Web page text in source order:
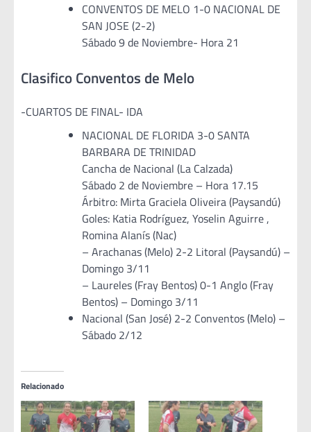
CONVENTOS DE MELO 1-0 NACIONAL DE
SAN JOSE (2-2)
Sábado 9 de Noviembre- Hora 21
Clasifico Conventos de Melo
-CUARTOS DE FINAL- IDA
NACIONAL DE FLORIDA 3-0 SANTA
BARBARA DE TRINIDAD
Cancha de Nacional (La Calzada)
Sábado 2 de Noviembre – Hora 17.15
Árbitro: Mirta Graciela Oliveira (Paysandú)
Goles: Katia Rodríguez, Yoselin Aguirre ,
Romina Alanís (Nac)
– Arachanas (Melo) 2-2 Litoral (Paysandú) –
Domingo 3/11
– Laureles (Fray Bentos) 0-1 Anglo (Fray
Bentos) – Domingo 3/11
Nacional (San José) 2-2 Conventos (Melo) –
Sábado 2/12
Relacionado